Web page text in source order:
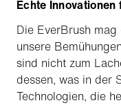
Echte
Die EverBrush
unsere
sind nicht zum
dessen, was in der
Technologien, die